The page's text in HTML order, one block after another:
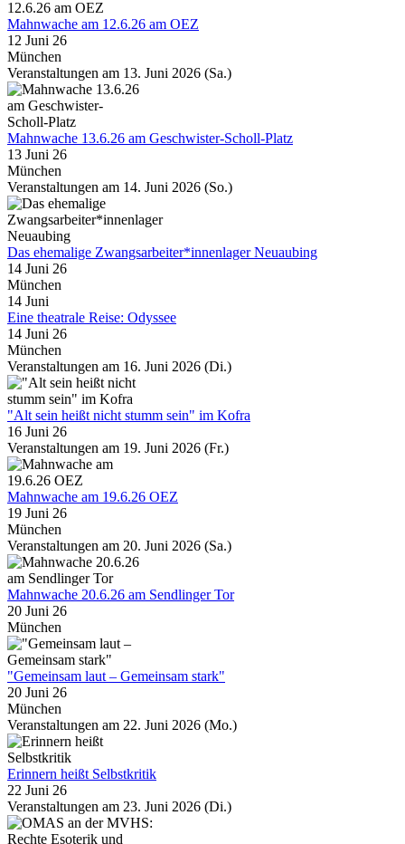
Mahnwache am 12.6.26 am OEZ
12 Juni 26
München
Veranstaltungen am 13. Juni 2026 (Sa.)
Mahnwache 13.6.26 am Geschwister-Scholl-Platz
13 Juni 26
München
Veranstaltungen am 14. Juni 2026 (So.)
Das ehemalige Zwangsarbeiter*innenlager Neuaubing
14 Juni 26
München
14 Juni
Eine theatrale Reise: Odyssee
14 Juni 26
München
Veranstaltungen am 16. Juni 2026 (Di.)
"Alt sein heißt nicht stumm sein" im Kofra
16 Juni 26
Veranstaltungen am 19. Juni 2026 (Fr.)
Mahnwache am 19.6.26 OEZ
19 Juni 26
München
Veranstaltungen am 20. Juni 2026 (Sa.)
Mahnwache 20.6.26 am Sendlinger Tor
20 Juni 26
München
"Gemeinsam laut – Gemeinsam stark"
20 Juni 26
München
Veranstaltungen am 22. Juni 2026 (Mo.)
Erinnern heißt Selbstkritik
22 Juni 26
Veranstaltungen am 23. Juni 2026 (Di.)